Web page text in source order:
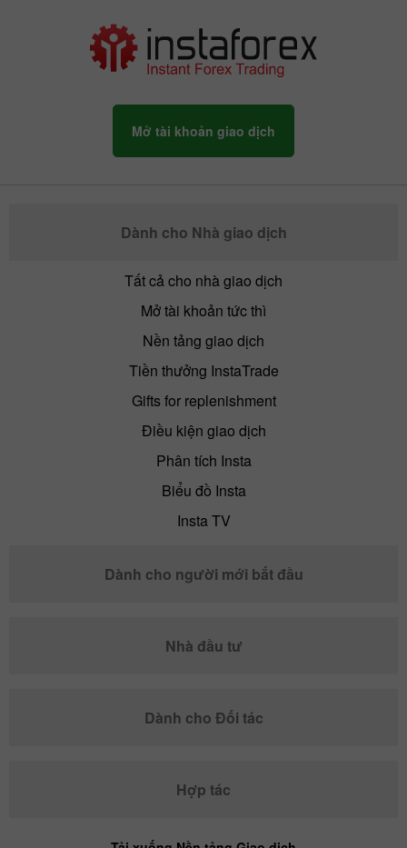
Mở tài khoản giao dịch
Dành cho Nhà giao dịch
Tất cả cho nhà giao dịch
Mở tài khoản tức thì
Nền tảng giao dịch
Tiền thưởng InstaTrade
Gifts for replenishment
Điều kiện giao dịch
Phân tích Insta
Biểu đồ Insta
Insta TV
Dành cho người mới bắt đầu
Nhà đầu tư
Dành cho Đối tác
Hợp tác